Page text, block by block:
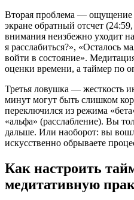
Вторая проблема — ощущение
экране обратный отсчет
внимания неизбежно уходит
я расслабиться?», «Осталось
войти в состояние».
оценки времени, а таймер по
Третья ловушка — жесткость
минут могут быть слишком
переключился из режима
«альфа» (расслабление). Вы
дальше. Или наоборот: вы
искусственно обрываете
Как настроить
медитативную